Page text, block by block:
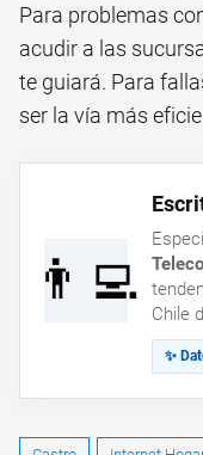
Para problemas
acudir a las
te guiará. Para
ser la vía más
👨‍💻
Chile
✨